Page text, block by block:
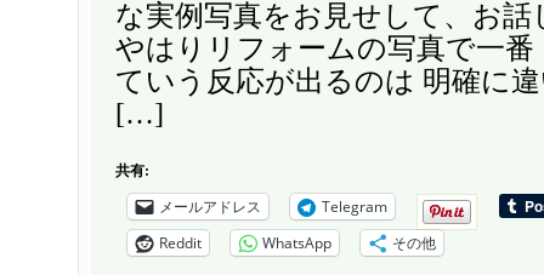
な実例写真をお見せして、お
やはりリフォームの写真で一
ていう反応が出るのは 明確に
[…]
共有:
メールアドレス
Telegram
Reddit
WhatsApp その他